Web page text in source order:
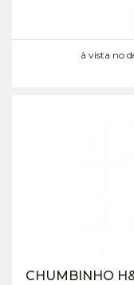
à vista no
CHUMBINHO